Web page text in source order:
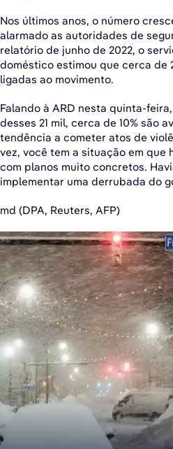
Nos últimos anos, o número
alarmado as autoridades de
relatório de junho de 2022, o
doméstico estimou que cerca de
ligadas ao movimento.
Falando à ARD nesta quinta-
desses 21 mil, cerca de 10% são
tendência a cometer atos de
vez, você tem a situação em que
com planos muito concretos.
implementar uma derrubada do
md (DPA, Reuters, AFP)